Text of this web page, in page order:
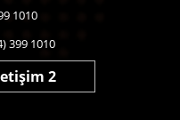
1010
399 1010
2